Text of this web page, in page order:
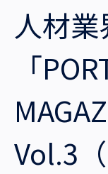
私たちの考え方
採用支援
業務支援
企業情報
会社概要
役員一覧
拠点一覧
ニュース
サステナビリティ
採用情報
人材業
「
Vol.3